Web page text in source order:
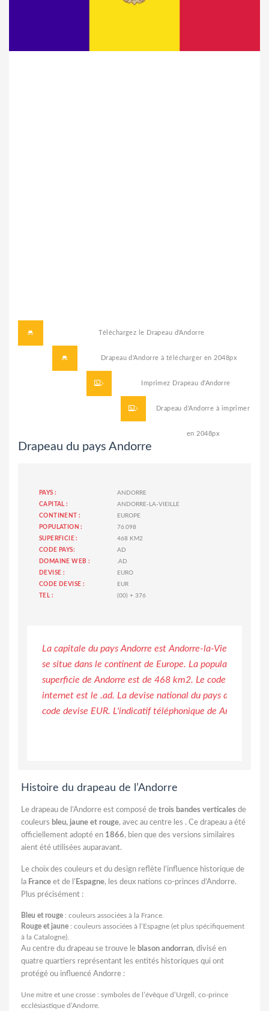
Téléchargez le Drapeau d'Andorre
Drapeau d'Andorre à télécharger en 2048px
Imprimez Drapeau d'Andorre
Drapeau d'Andorre à imprimer
en 2048px
Drapeau du pays Andorre
PAYS :
ANDORRE
CAPITAL :
ANDORRE-LA-VIEILLE
CONTINENT :
EUROPE
POPULATION :
76.098
SUPERFICIE :
468 KM2
CODE PAYS:
AD
DOMAINE WEB :
.AD
DEVISE :
EURO
CODE DEVISE :
EUR
TEL :
(00) + 376
La capitale du pays Andorre est Andorre-la-Vieille. Le
se situe dans le continent de Europe. La population est
superficie de Andorre est de 468 km2. Le code pays est
internet est le .ad. La devise national du pays de
code devise EUR. L'indicatif téléphonique de Andorre est
Histoire du drapeau de l’Andorre
Le drapeau de l’Andorre est composé de trois bandes verticales de
couleurs bleu, jaune et rouge, avec au centre les . Ce drapeau a été
officiellement adopté en 1866, bien que des versions similaires
aient été utilisées auparavant.
Le choix des couleurs et du design reflète l’influence historique de
la France et de l’ Espagne, les deux nations co-princes d’Andorre.
Plus précisément :
Bleu et rouge : couleurs associées à la France.
Rouge et jaune : couleurs associées à l’Espagne (et plus spécifiquement
à la Catalogne).
Au centre du drapeau se trouve le blason andorran, divisé en
quatre quartiers représentant les entités historiques qui ont
protégé ou influencé Andorre :
Une mitre et une crosse : symboles de l’évêque d’Urgell, co-prince
ecclésiastique d’Andorre.